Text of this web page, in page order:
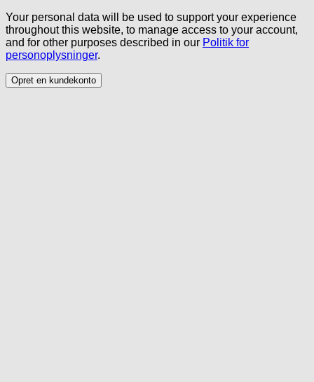
Your personal data will be used to support your experience
throughout this website, to manage access to your account,
and for other purposes described in our Politik for
personoplysninger.
Opret en kundekonto